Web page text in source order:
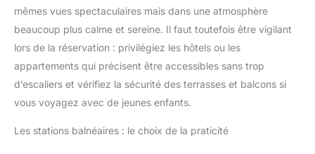
mêmes vues spectaculaires mais dans une atmosphère
beaucoup plus calme et sereine. Il faut toutefois être vigilant
lors de la réservation : privilégiez les hôtels ou les
appartements qui précisent être accessibles sans trop
d’escaliers et vérifiez la sécurité des terrasses et balcons si
vous voyagez avec de jeunes enfants.
Les stations balnéaires : le choix de la praticité